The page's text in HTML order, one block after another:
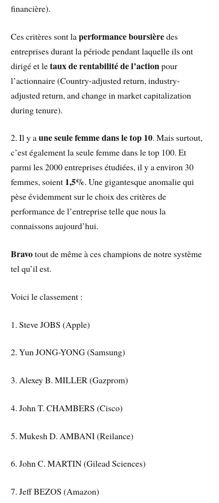
financière).
Ces critères sont laperformance boursièredes
entreprises durant la période pendant laquelle ils ont
dirigé et letaux de rentabilité de l’actionpour
l’actionnaire (Country-adjusted return, industry-
adjusted return, and change in market capitalization
during tenure).
2. Il y aune seule femme dans le top 10. Mais surtout,
c’est également la seule femme dans le top 100. Et
parmi les 2000 entreprises étudiées, il y a environ 30
femmes, soient 1,5%. Une gigantesque anomalie qui
pèse évidemment sur le choix des critères de
performance de l’entreprise telle que nous la
connaissons aujourd’hui.
Bravotout de même à ces champions de notre système
tel qu’il est.
Voici le classement :
1. Steve JOBS (Apple)
2. Yun JONG-YONG (Samsung)
3. Alexey B. MILLER (Gazprom)
4. John T. CHAMBERS (Cisco)
5. Mukesh D. AMBANI (Reilance)
6. John C. MARTIN (Gilead Sciences)
7. Jeff BEZOS (Amazon)